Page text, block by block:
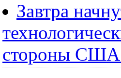
Завтра
стороны